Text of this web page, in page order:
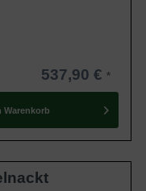
537,90 €
Warenkorb